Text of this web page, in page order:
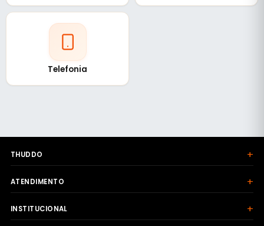
Telefonia
THUDDO +
ATENDIMENTO +
INSTITUCIONAL +